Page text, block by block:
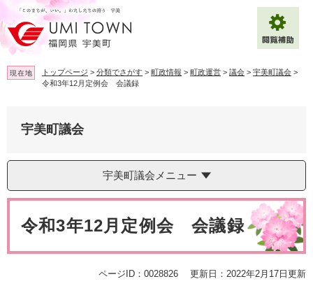
ー
ジ
の
先
頭
ニ
ュ
ー
を
飛
背景色変更
Multilingual（English・中文・한글）
現在地 トップページ > 分類でさがす > 町政情報 > 町政運営 > 議会 > 宇美町議会 >
令和3年12月定例会 会議録
宇美町議会
宇美町議会メニュー
令和3年12月定例会 会議録
ページID：0028826 更新日：2022年2月17日更新